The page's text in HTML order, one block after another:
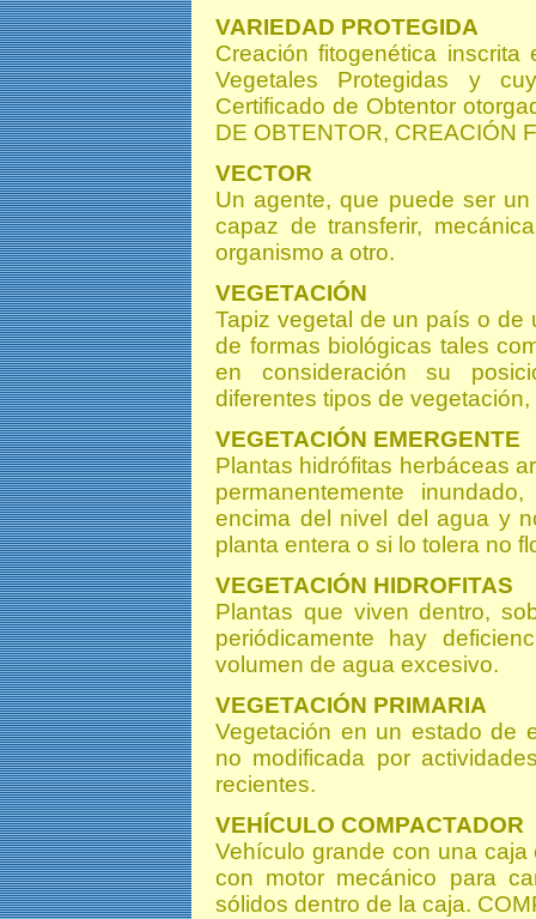
VARIEDAD PROTEGIDA
Creación fitogenética
Vegetales Protegidas y
Certificado de Obtentor
DE OBTENTOR, CREACIÓN
VECTOR
Un agente, que puede ser
capaz de transferir,
organismo a otro.
VEGETACIÓN
Tapiz vegetal de un país o de
de formas biológicas tales
en consideración su
diferentes tipos de
VEGETACIÓN EMERGENTE
Plantas hidrófitas herbáceas
permanentemente
encima del nivel del agua y
planta entera o si lo tolera no
VEGETACIÓN HIDROFITAS
Plantas que viven dentro,
periódicamente hay
volumen de agua excesivo.
VEGETACIÓN PRIMARIA
Vegetación en un estado de
no modificada por
recientes.
VEHÍCULO COMPACTADOR
Vehículo grande con una
con motor mecánico para
sólidos dentro de la caja.